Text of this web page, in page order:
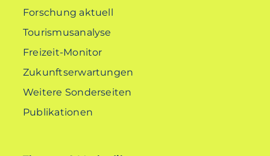
Forschung aktuell
Tourismusanalyse
Freizeit-Monitor
Zukunftserwartungen
Weitere Sonderseiten
Publikationen